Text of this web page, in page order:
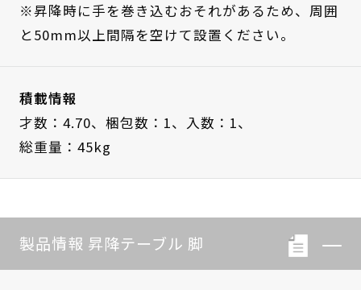
※昇降時に手を巻き込むおそれがあるため、周囲
と50mm以上間隔を空けて設置ください。
積載情報
才数：4.70、 梱包数：1、
入数：1、
総重量：45kg
製品情報 昇降テーブル 脚